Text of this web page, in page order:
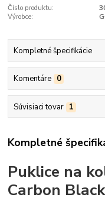
Číslo produktu:
Výrobce:
Kompletné špecifikácie
Komentáre 0
Súvisiaci tovar 1
Kompletné
Puklice na
Carbon Black